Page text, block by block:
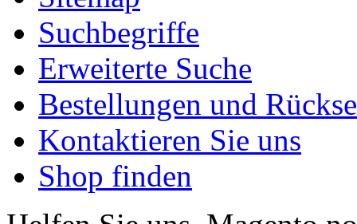
Suchbegriffe
Erweiterte Suche
Bestellungen und
Kontaktieren Sie uns
Shop finden